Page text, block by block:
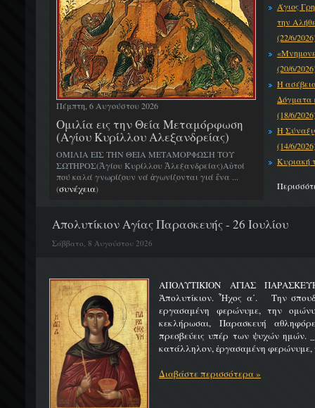
Πέμπτη, 6 Αυγούστου 2026
Ομιλία εις την Θεία Μεταμόρφωση
(Αγίου Κυρίλλου Αλεξανδρείας)
ΟΜΙΛΙΑ ΕΙΣ ΤΗΝ ΘΕΙΑ ΜΕΤΑΜΟΡΦΩΣΗ ΤΟΥ
ΣΩΤΗΡΟΣ(Ἁγίου Κυρίλλου Ἀλεξανδρείας)Αὐτοί
πού καλά γνωρίζουν νά ἀγωνίζονται γιά ἕνα ...
(συνέχεια)
Άγιος
την
(22/6/
(20/6/
Η
Δόγματα
(18/6/
Η
(14/6/
Κυριακή
Απολυτίκιον Αγίας Παρασκευής - 26 Ιουλίου
Σάββατο, 8 Αυγούστου 2026
ΑΠΟΛΥΤΙΚΙΟΝ ΑΓΙΑΣ
Ἀπολυτίκιον. Ἦχος α΄. Την
εργασαμένη φερώνυμε, την
κεκλήρωσαι, Παρασκευή
πρεσβεύεις υπέρ των ψυχών ημών.
κατάλληλον, ἐργασαμένη φερώνυμε,
Διαβάστε περισσότερα »